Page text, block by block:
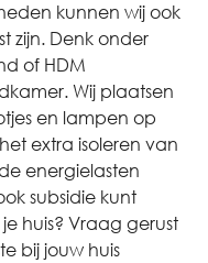
kunnen wij ook
zijn. Denk onder
of HDM
Wij plaatsen
en lampen op
extra isoleren van
energielasten
subsidie kunt
huis? Vraag gerust
bij jouw huis